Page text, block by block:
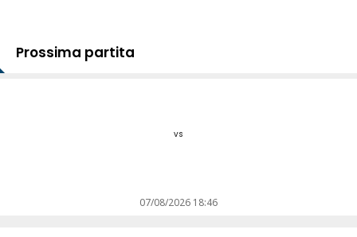
Prossima partita
vs
07/08/2026 18:46